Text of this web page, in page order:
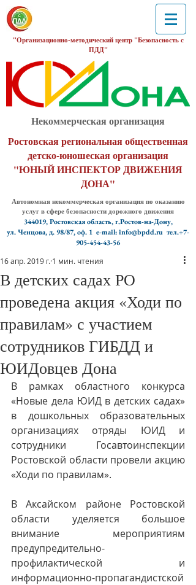
"Организационно-методический центр "Безопасность с
ПДД"
Некоммерческая организация
Ростовская региональная общественная
детско-юношеская организация
"ЮНЫЙ ИНСПЕКТОР ДВИЖЕНИЯ
ДОНА"
Автономная некоммерческая организация по оказанию
услуг в сфере безопасности дорожного движения
344019, Ростовская область, г.Ростов-на-Дону,
ул. Ченцова, д. 98/87, оф. 1 e-mail: info@bpdd.ru тел.+7-
905-454-43-56
В детских садах РО
проведена акция «Ходи по
правилам» с участием
сотрудников ГИБДД и
ЮИДовцев Дона
16 апр. 2019 г. 1 мин. чтения
В рамках областного конкурса
«Новые дела ЮИД в детских садах»
в дошкольных образовательных
организациях отряды ЮИД и
сотрудники Госавтоинспекции
Ростовской области провели акцию
«Ходи по правилам».
В Аксайском районе Ростовской
области уделяется большое
внимание мероприятиям
предупредительно-
профилактической и
информационно-пропагандистской